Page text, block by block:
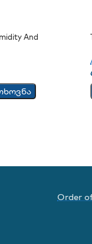
And
Order